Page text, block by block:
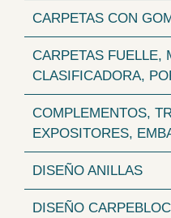
CARPETAS CON
CARPETAS FUELLE,
CLASIFICADORA,
COMPLEMENTOS,
EXPOSITORES,
DISEÑO ANILLAS
DISEÑO